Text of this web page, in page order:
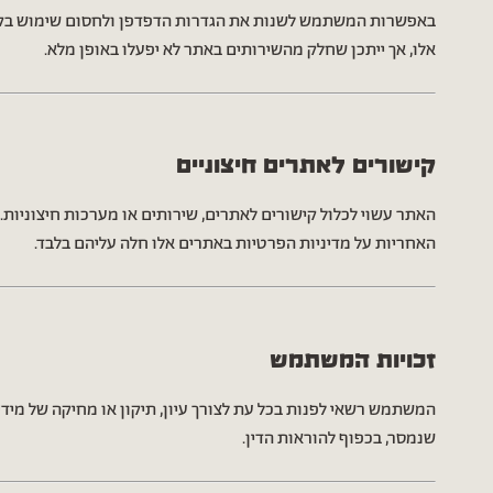
באפשרות המשתמש לשנות את הגדרות הדפדפן ולחסום שימוש
אלו, אך ייתכן שחלק מהשירותים באתר לא יפעלו באופן מלא.
קישורים לאתרים חיצוניים
האתר עשוי לכלול קישורים לאתרים, שירותים או מערכות חיצוניות.
האחריות על מדיניות הפרטיות באתרים אלו חלה עליהם בלבד.
זכויות המשתמש
המשתמש רשאי לפנות בכל עת לצורך עיון, תיקון או מחיקה של
שנמסר, בכפוף להוראות הדין.